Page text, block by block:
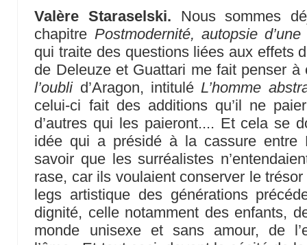
Valère Staraselski. Nous sommes
chapitre Postmodernité, autopsie
qui traite des questions liées aux effets
de Deleuze et Guattari me fait penser
l’oublid’Aragon, intituléL’homme
celui-ci fait des additions qu’il ne
d’autres qui les paieront.... Et cela se
idée qui a présidé à la cassure entre
savoir que les surréalistes
rase, car ils voulaient conserver le
legs artistique des générations
dignité, celle notamment des enfants,
monde unisexe et sans amour, de